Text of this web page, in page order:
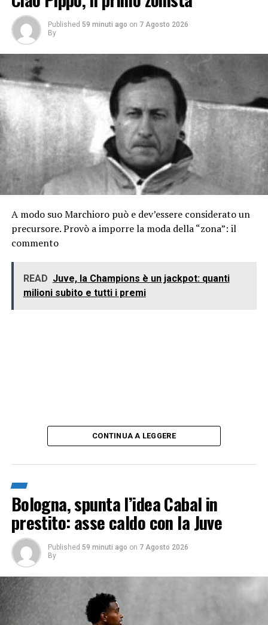
Published 59 minuti ago on 7 Agosto 2026
By
A modo suo Marchioro può e dev’essere considerato un
precursore. Provò a imporre la moda della “zona”: il
commento
READ Juve, la Champions è un jackpot: quanti
milioni subito e tutti i premi
CONTINUA A LEGGERE
Bologna, spunta l’idea Cabal in
prestito: asse caldo con la Juve
Published 59 minuti ago on 7 Agosto 2026
By